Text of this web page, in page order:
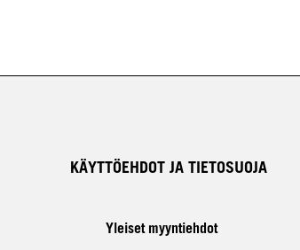
KÄYTTÖEHDOT JA TIETOSUOJA
Yleiset myyntiehdot